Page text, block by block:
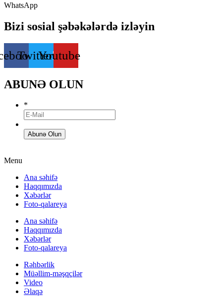
WhatsApp
Bizi sosial şəbəkələrdə izləyin
TwitterYoutube
ABUNƏ OLUN
*
Menu
Ana səhifə
Haqqımızda
Xəbərlər
Foto-qalareya
Ana səhifə
Haqqımızda
Xəbərlər
Foto-qalareya
Rəhbərlik
Müəllim-məşqçilər
Video
Əlaqə